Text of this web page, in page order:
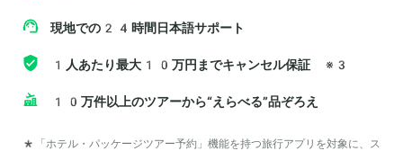
現地での24時間日本語サポート
1人あたり最大10万円までキャンセル保証 ※3
10万件以上のツアーから“えらべる”品ぞろえ
*「ホテル・パッケージツアー予約」機能を持つ旅行アプリを対象に、ス